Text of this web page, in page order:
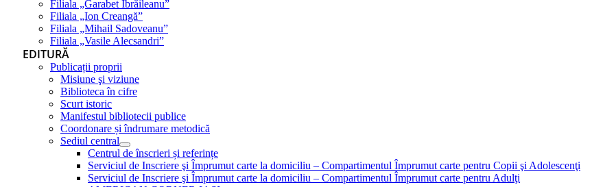
Filiala „Garabet Ibrăileanu”
Filiala „Ion Creangă”
Filiala „Mihail Sadoveanu”
Filiala „Vasile Alecsandri”
EDITURĂ
Publicații proprii
Misiune şi viziune
Biblioteca în cifre
Scurt istoric
Manifestul bibliotecii publice
Coordonare și îndrumare metodică
Sediul central
Centrul de înscrieri și referințe
Serviciul de Inscriere şi Împrumut carte la domiciliu – Compartimentul Împrumut carte pentru Copii şi Adolescenţi
Serviciul de Inscriere şi Împrumut carte la domiciliu – Compartimentul Împrumut carte pentru Adulţi